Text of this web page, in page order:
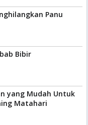
Panu
Bibir
yang Mudah Untuk
Matahari